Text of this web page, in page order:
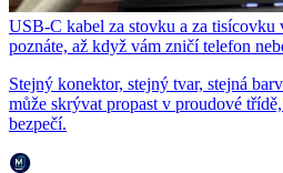
USB-C kabel za stovku a za tisícovku
poznáte, až když vám zničí telefon
Stejný konektor, stejný tvar, stejná
může skrývat propast v proudové
bezpečí.